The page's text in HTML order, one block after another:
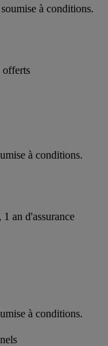
à conditions.
offerts
à conditions.
an d'assurance
à conditions.